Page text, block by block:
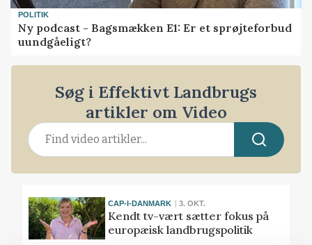
POLITIK
Ny podcast - Bagsmækken E1: Er et sprøjteforbud
uundgåeligt?
Søg i Effektivt Landbrugs
artikler om Video
CAP-I-DANMARK 3. OKT.
Kendt tv-vært sætter fokus på
europæisk landbrugspolitik